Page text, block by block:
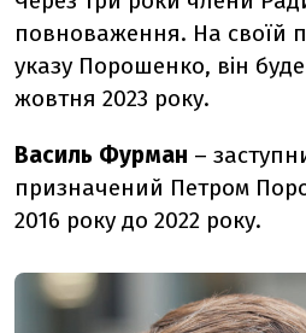
повноваження. На своїй
указу Порошенко, він
жовтня 2023 року.
Василь Фурман –
призначений Петром
2016 року до 2022 року.